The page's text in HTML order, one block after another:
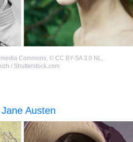
Commons © CC BY-SA 3.0 NL
/ Shutterstock.com
Jane Austen